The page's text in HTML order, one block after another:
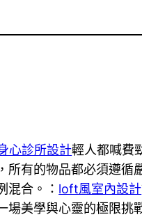
心診所設計輕人都喊費
所有的物品都必須遵循
混合。： loft風室內設計
場美學與心靈的極限挑